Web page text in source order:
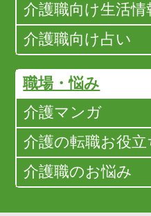
介護職向け生活情
介護職向け占い
職場・悩み
介護マンガ
介護の転職お役立
介護職のお悩み